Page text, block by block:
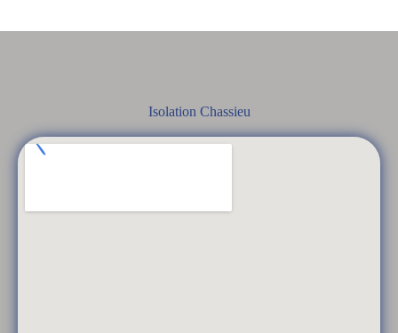
Isolation Chassieu